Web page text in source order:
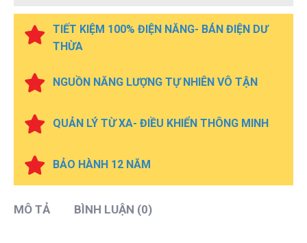
TIẾT KIỆM 100% ĐIỆN NĂNG- BÁN ĐIỆN DƯ
THỪA
NGUỒN NĂNG LƯỢNG TỰ NHIÊN VÔ TẬN
QUẢN LÝ TỪ XA- ĐIỀU KHIỂN THÔNG MINH
BẢO HÀNH 12 NĂM
MÔ TẢ BÌNH LUẬN (0)